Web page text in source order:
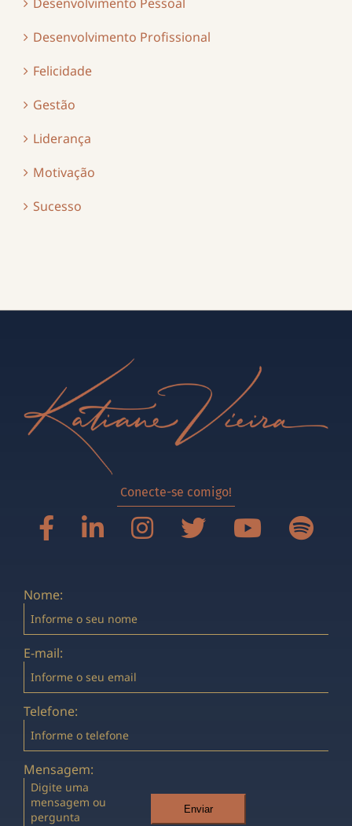
Desenvolvimento Profissional
Felicidade
Gestão
Liderança
Motivação
Sucesso
Conecte-se comigo!
Nome:
E-mail:
Telefone:
Mensagem:
Enviar